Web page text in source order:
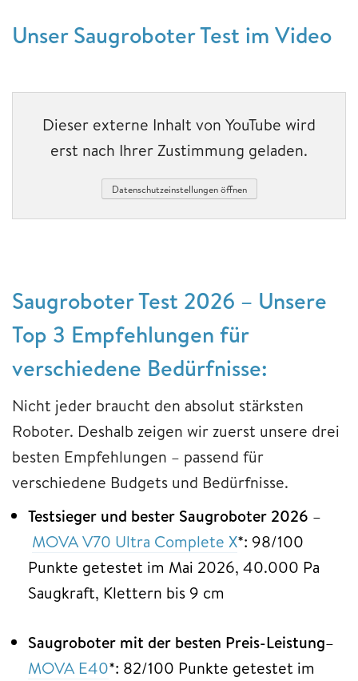
Unser Saugroboter Test im Video
Dieser externe Inhalt von YouTube wird
erst nach Ihrer Zustimmung geladen.
Datenschutzeinstellungen öffnen
Saugroboter Test 2026 – Unsere
Top 3 Empfehlungen für
verschiedene Bedürfnisse:
Nicht jeder braucht den absolut stärksten
Roboter. Deshalb zeigen wir zuerst unsere drei
besten Empfehlungen – passend für
verschiedene Budgets und Bedürfnisse.
Testsieger und bester Saugroboter 2026 –
MOVA V70 Ultra Complete X*: 98/100
Punkte getestet im Mai 2026, 40.000 Pa
Saugkraft, Klettern bis 9 cm
Saugroboter mit der besten Preis-Leistung–
MOVA E40*: 82/100 Punkte getestet im